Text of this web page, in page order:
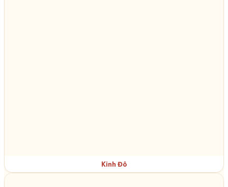
Kinh Đô